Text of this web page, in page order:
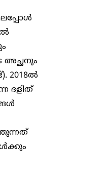
അച്ഛനും
2018ൽ
ദളിത്